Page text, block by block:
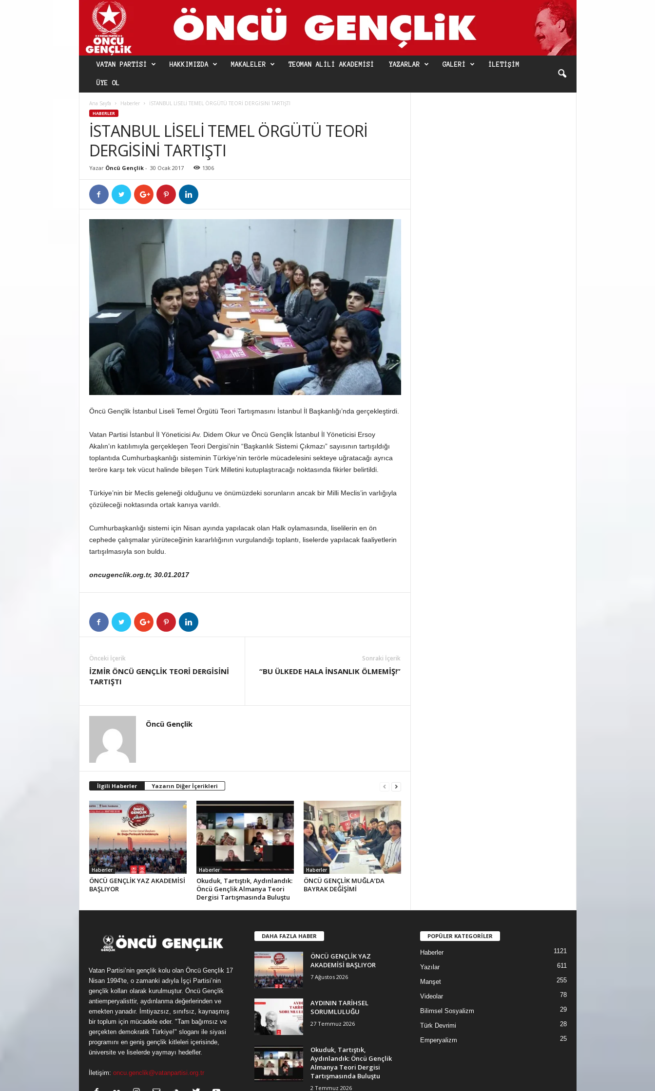
VATAN PARTISI HAKKIMIZDA MAKALELER TEOMAN ALILI AKADEMISI YAZARLAR GALERI İLETIŞIM
ÜYE OL
Ana Sayfa Haberler İSTANBUL LİSELİ TEMEL ÖRGÜTÜ TEORİ DERGİSİNİ TARTIŞTI
HABERLER
İSTANBUL LİSELİ TEMEL ÖRGÜTÜ TEORİ
DERGİSİNİ TARTIŞTI
Yazar Öncü Gençlik- 30 Ocak 2017 1306
Öncü Gençlik İstanbul Liseli Temel Örgütü Teori Tartışmasını İstanbul İl Başkanlığı’nda gerçekleştirdi.
Vatan Partisi İstanbul İl Yöneticisi Av. Didem Okur ve Öncü Gençlik İstanbul İl Yöneticisi Ersoy
Akalın’ın katılımıyla gerçekleşen Teori Dergisi’nin “Başkanlık Sistemi Çıkmazı” sayısının tartışıldığı
toplantıda Cumhurbaşkanlığı sisteminin Türkiye’nin terörle mücadelesini sekteye uğratacağı ayrıca
teröre karşı tek vücut halinde bileşen Türk Milletini kutuplaştıracağı noktasında fikirler belirtildi.
Türkiye’nin bir Meclis geleneği olduğunu ve önümüzdeki sorunların ancak bir Milli Meclis’in varlığıyla
çözüleceği noktasında ortak kanıya varıldı.
Cumhurbaşkanlığı sistemi için Nisan ayında yapılacak olan Halk oylamasında, liselilerin en ön
cephede çalışmalar yürüteceğinin kararlılığının vurgulandığı toplantı, liselerde yapılacak faaliyetlerin
tartışılmasıyla son buldu.
oncugenclik.org.tr, 30.01.2017
Önceki İçerik
İZMİR ÖNCÜ GENÇLİK TEORİ DERGİSİNİ
TARTIŞTI
Sonraki İçerik
“BU ÜLKEDE HALA İNSANLIK ÖLMEMİŞ!”
Öncü Gençlik
İlgili Haberler Yazarın Diğer İçerikleri
Haberler
ÖNCÜ GENÇLİK YAZ AKADEMİSİ
BAŞLIYOR
Haberler
Okuduk, Tartıştık, Aydınlandık:
Öncü Gençlik Almanya Teori
Dergisi Tartışmasında Buluştu
Haberler
ÖNCÜ GENÇLİK MUĞLA’DA
BAYRAK DEĞİŞİMİ
Vatan Partisi’nin gençlik kolu olan Öncü Gençlik 17
Nisan 1994'te, o zamanki adıyla İşçi Partisi’nin
gençlik kolları olarak kurulmuştur. Öncü Gençlik
antiemperyalisttir, aydınlanma değerlerinden ve
emekten yanadır. İmtiyazsız, sınıfsız, kaynaşmış
bir toplum için mücadele eder. "Tam bağımsız ve
gerçekten demokratik Türkiye!" sloganı ile siyasi
programını en geniş gençlik kitleleri içerisinde,
üniversite ve liselerde yaymayı hedefler.
İletişim: oncu.genclik@vatanpartisi.org.tr
DAHA FAZLA HABER
ÖNCÜ GENÇLİK YAZ
AKADEMİSİ BAŞLIYOR
7 Ağustos 2026
AYDININ TARİHSEL
SORUMLULUĞU
27 Temmuz 2026
Okuduk, Tartıştık,
Aydınlandık: Öncü Gençlik
Almanya Teori Dergisi
Tartışmasında Buluştu
2 Temmuz 2026
POPÜLER KATEGORİLER
Haberler 1121
Yazılar 611
Manşet 255
Videolar 78
Bilimsel Sosyalizm 29
Türk Devrimi 28
Emperyalizm 25